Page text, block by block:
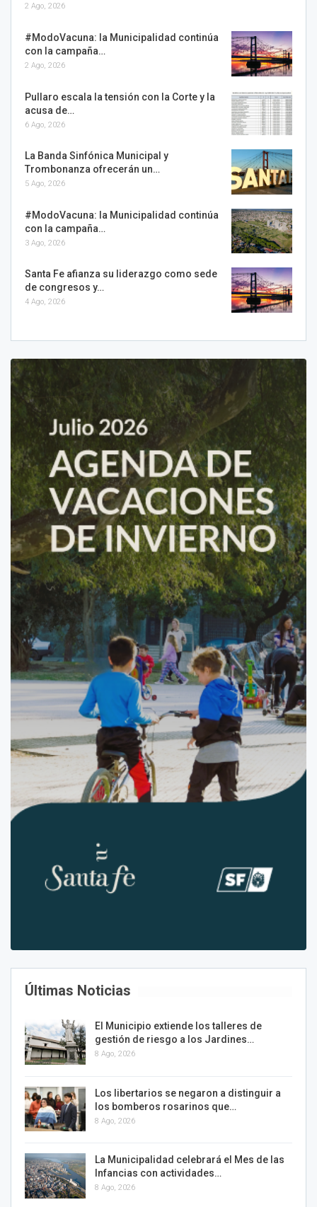
2 Ago, 2026
#ModoVacuna: la Municipalidad continúa
con la campaña…
2 Ago, 2026
Pullaro escala la tensión con la Corte y la
acusa de…
6 Ago, 2026
La Banda Sinfónica Municipal y
Trombonanza ofrecerán un…
5 Ago, 2026
#ModoVacuna: la Municipalidad continúa
con la campaña…
3 Ago, 2026
Santa Fe afianza su liderazgo como sede
de congresos y…
4 Ago, 2026
Últimas Noticias
El Municipio extiende los talleres de
gestión de riesgo a los Jardines…
8 Ago, 2026
Los libertarios se negaron a distinguir a
los bomberos rosarinos que…
8 Ago, 2026
La Municipalidad celebrará el Mes de las
Infancias con actividades…
8 Ago, 2026